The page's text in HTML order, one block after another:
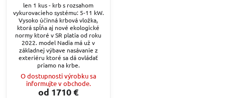
len 1 kus - krb s rozsahom
vykurovacieho systému: 5-11 kW.
Vysoko účinná krbová vložka,
ktorá spĺňa aj nové ekologické
normy ktoré v SR platia od roku
2022. model Nadia má už v
základnej výbave nasávanie z
exteriéru ktoré sa dá ovládať
priamo na krbe.
O dostupnosti výrobku sa
informujte v obchode.
od 1710 €